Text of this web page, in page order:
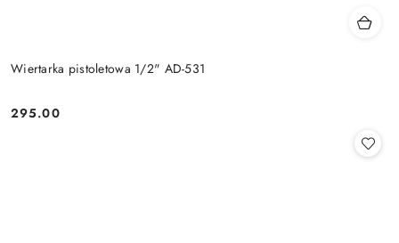
Wiertarka pistoletowa 1/2" AD-531
Cena:
295.00